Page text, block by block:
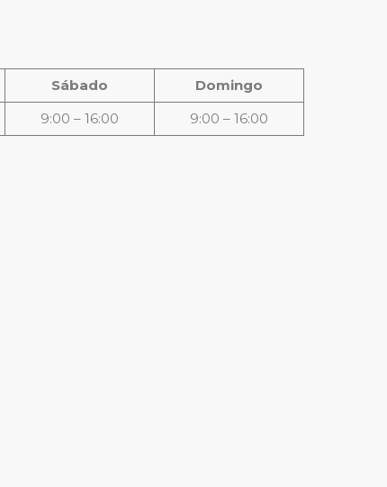
Sábado
Domingo
9:00 – 16:00 9:00 – 16:00